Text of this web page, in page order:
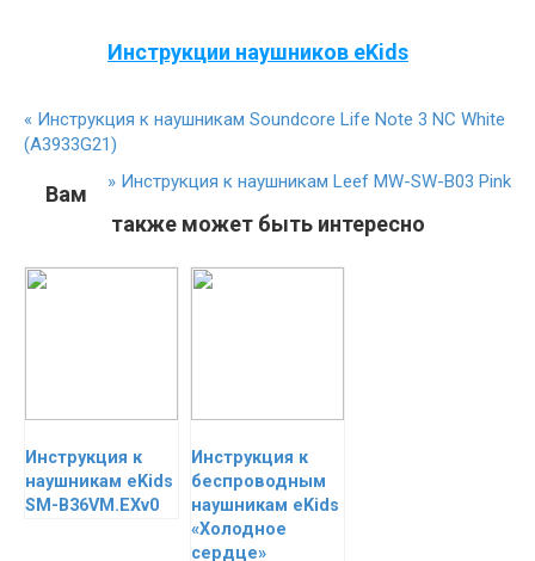
Инструкции наушников eKids
« Инструкция к наушникам Soundcore Life Note 3 NC White
(A3933G21)
» Инструкция к наушникам Leef MW-SW-B03 Pink
Вам
также может быть интересно
Инструкция к
наушникам eKids
SM-B36VM.EXv0
Инструкция к
беспроводным
наушникам eKids
«Холодное
сердце»